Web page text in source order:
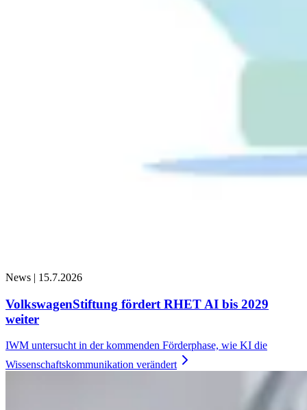
News | 15.7.2026
VolkswagenStiftung fördert RHET AI bis 2029
weiter
IWM untersucht in der kommenden Förderphase, wie KI die
Wissenschaftskommunikation verändert